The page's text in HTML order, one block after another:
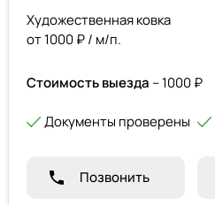
Художественная ковка
от 1000 ₽ / м/п.
Стоимость выезда – 1000 ₽
Документы проверены
Позвонить